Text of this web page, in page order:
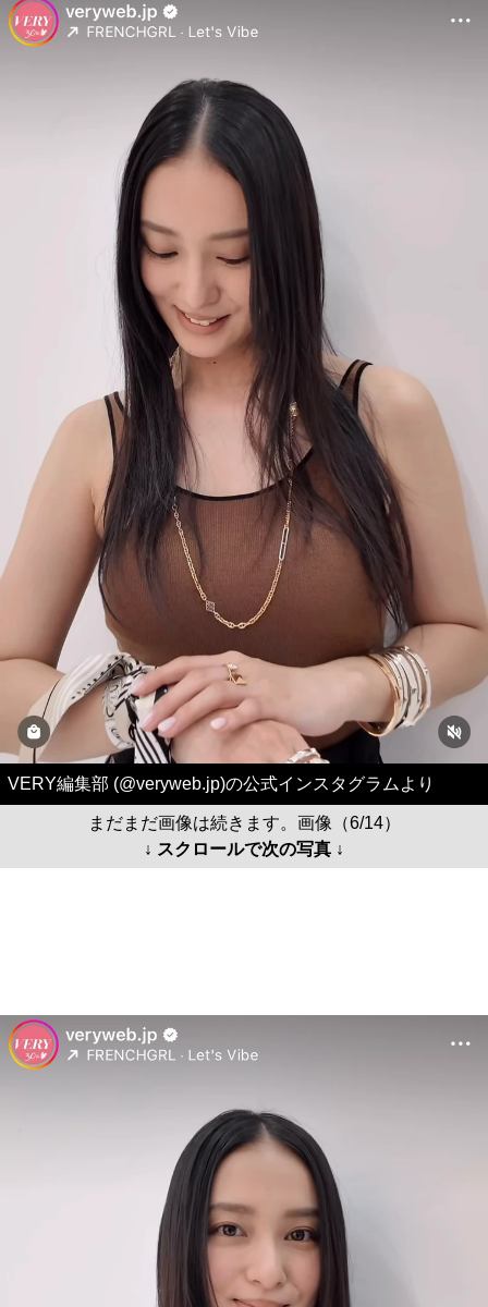
VERY編集部 (@veryweb.jp)の公式インスタグラムより
まだまだ画像は続きます。画像（6/14）
↓ スクロールで次の写真 ↓